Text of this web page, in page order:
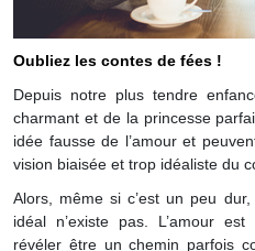
Oubliez les contes de fées !
Depuis notre plus tendre
charmant et de la princesse
idée fausse de l’amour et
vision biaisée et trop idéaliste du
Alors, même si c’est un peu
idéal n’existe pas. L’amour
révéler être un chemin parfois